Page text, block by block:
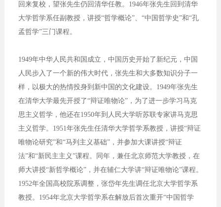
回来复校，望张先生仍回清华任教。1946年张先生回到清华
大学哲学系任副教授，讲授“哲学概论”、“中国哲学史”和“孔
孟哲学”三门课程。
1949年中华人民共和国成立，中国历史开始了新纪元，中国
人民步入了一个新的伟大时代，张先生和大多数知识分子一
样，以极大的热情投身到新中国的文化建设。1949年张先生
在清华大学最先开授了“辩证唯物论”，为了进一步学习马克
思主义哲学，他还在1950年到人民大学听苏联专家讲马克思
主义哲学。1951年张先生任清华大学哲学系教授，讲授“辩证
唯物论研究”和“马列主义基础”，并参加大课讲授“辩证
法”和“新民主主义”课程。同年，兼任北京师范大学教授，在
师大讲授“新哲学概论”，并在辅仁大学讲“辩证唯物论”课程。
1952年全国高校院系调整，张岱年先生调任北京大学哲学系
教授。1954年北京大学哲学系在解放后首次重开“中国哲学